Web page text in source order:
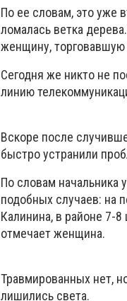
По ее словам, это уже
ломалась ветка
женщину, торговавшую
Сегодня же никто не
линию
Вскоре после
быстро устранили
По словам начальника
подобных случаев: на
Калинина, в районе 7-
отмечает женщина.
Травмированных нет,
лишились света.